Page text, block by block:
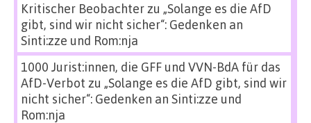
Kritischer Beobachterzu „Solange es die AfD
gibt, sind wir nicht sicher“: Gedenken an
Sinti:zze und Rom:nja
1000 Jurist:innen, die GFF und VVN-BdA für das
AfD-Verbot zu „Solange es die AfD gibt, sind wir
nicht sicher“: Gedenken an Sinti:zze und
Rom:nja